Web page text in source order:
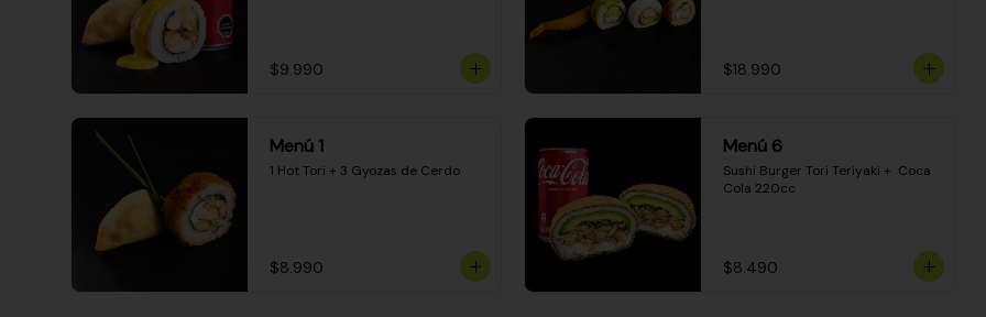
$9.990 $18.990
Menú 1
1 Hot Tori + 3 Gyozas de Cerdo
$8.990
Menú 6
Sushi Burger Tori Teriyaki +  Coca
Cola 220cc
$8.490